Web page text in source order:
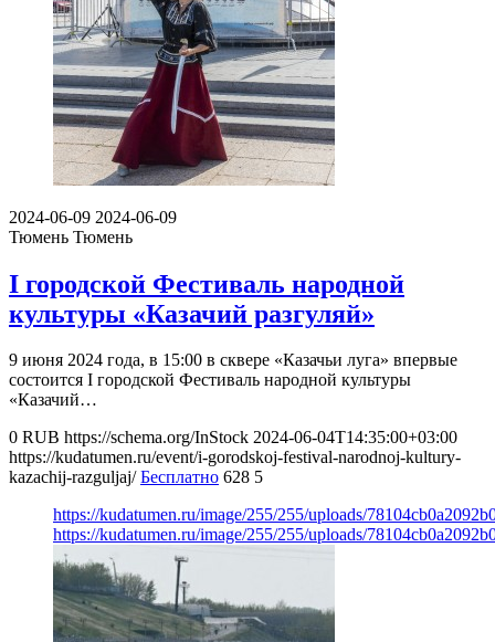
2024-06-09 2024-06-09
Тюмень Тюмень
I городской Фестиваль народной
культуры «Казачий разгуляй»
9 июня 2024 года, в 15:00 в сквере «Казачьи луга» впервые
состоится I городской Фестиваль народной культуры
«Казачий…
0 RUB https://schema.org/InStock 2024-06-04T14:35:00+03:00
https://kudatumen.ru/event/i-gorodskoj-festival-narodnoj-kultury-
kazachij-razguljaj/ Бесплатно 628 5
https://kudatumen.ru/image/255/255/uploads/
https://kudatumen.ru/image/255/255/uploads/